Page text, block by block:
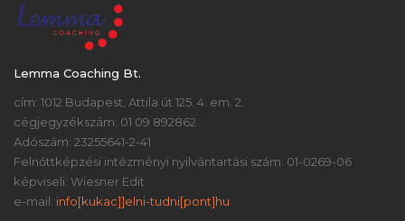
Lemma Coaching Bt.
cím: 1012 Budapest, Attila út 125. 4. em. 2.
cégjegyzékszám: 01 09 892862
Adószám: 23255641-2-41
Felnőttképzési intézményi nyilvántartási szám: 01-0269-06
képviseli: Wiesner Edit
e-mail: info[kukac]]elni-tudni[pont]hu